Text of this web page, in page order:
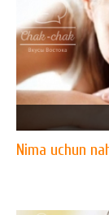
Nima uchun